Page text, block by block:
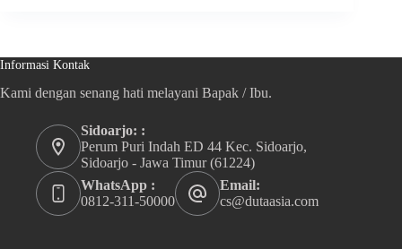
Informasi Kontak
Kami dengan senang hati melayani Bapak / Ibu.
Sidoarjo: :
Perum Puri Indah ED 44 Kec. Sidoarjo,
Sidoarjo - Jawa Timur (61224)
WhatsApp :
0812-311-50000
Email:
cs@dutaasia.com